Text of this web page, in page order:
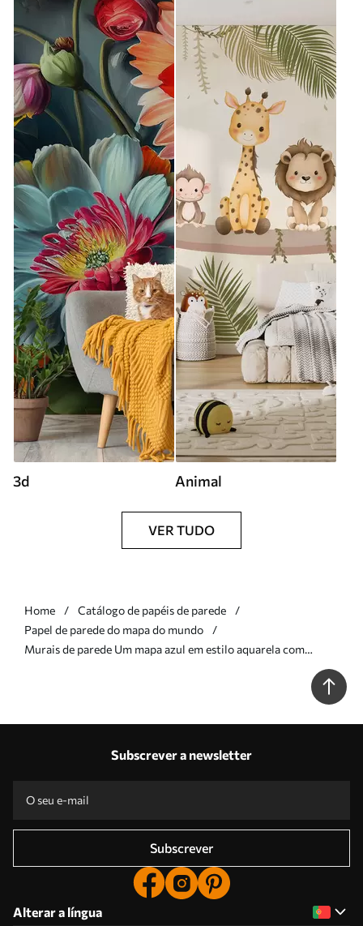
3d Animal
VER TUDO
Home
Catálogo de papéis de parede
Papel de parede do mapa do mundo
Murais de parede Um mapa azul em estilo aquarela com
Subscrever a newsletter
Subscrever
Alterar a língua